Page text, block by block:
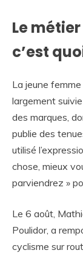
Le
c’est
La jeune
largement
des marques,
publie des
utilisé
chose, mieux
parviendrez »
Le 6 août,
Poulidor, a
cyclisme sur